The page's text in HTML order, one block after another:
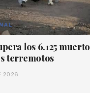
los 6.125
terremotos
2026